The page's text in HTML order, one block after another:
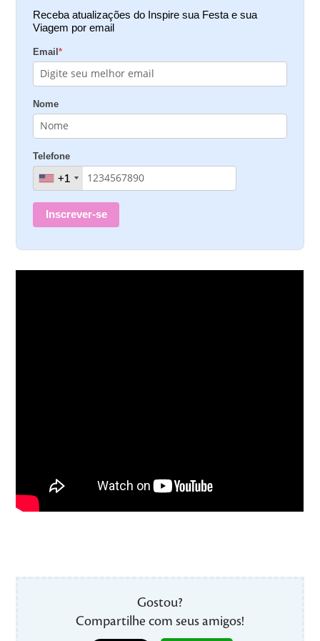
Receba atualizações do Inspire sua Festa e sua
Viagem por email
Email*
Nome
Telefone
+1
+1
Inscrever-se
Gostou?
Compartilhe com seus amigos!